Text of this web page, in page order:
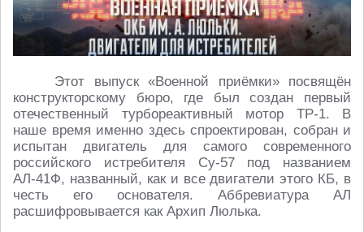
Этот выпуск «Военной приёмки» посвящён
конструкторскому бюро, где был создан первый
отечественный турбореактивный мотор ТР-1. В
наше время именно здесь спроектирован, собран и
испытан двигатель для самого современного
российского истребителя Су-57 под названием
АЛ-41Ф, названный, как и все двигатели этого КБ, в
честь его основателя. Аббревиатура АЛ
расшифровывается как Архип Люлька.